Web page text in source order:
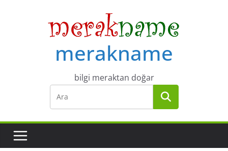
merakname
bilgi meraktan doğar